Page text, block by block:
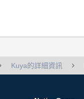
Kuya的詳細資訊